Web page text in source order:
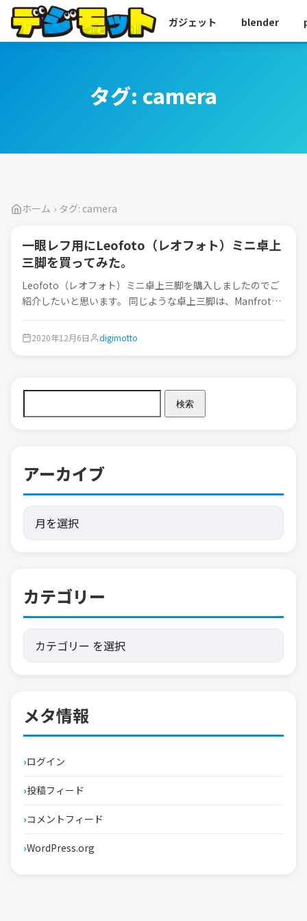
ガジェット blender
タグ: camera
ホーム › タグ: camera
CAMERA
一眼レフ用にLeofoto（レオフォト）ミニ卓上
三脚を買ってみた。
Leofoto（レオフォト）ミニ卓上三脚を購入しましたのでご
紹介したいと思います。 同じような卓上三脚は、Manfrot…
2020年12月6日 digimotto
検索
アーカイブ
カテゴリー
メタ情報
ログイン
投稿フィード
コメントフィード
WordPress.org